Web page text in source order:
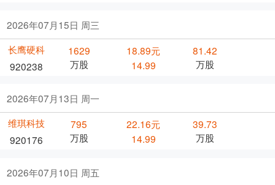
2026年07月15日 周三
长鹰硬科
920238
1629
万股
18.89元
14.99
81.42
万股
2026年07月13日 周一
维琪科技
920176
795
万股
22.16元
14.99
39.73
万股
2026年07月10日 周五